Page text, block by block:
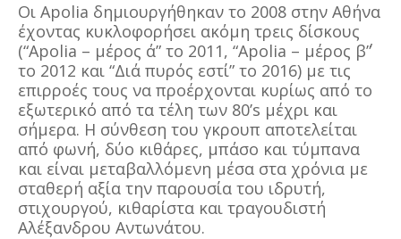
Οι Apolia δημιουργήθηκαν το 2008 στην Αθήνα
έχοντας κυκλοφορήσει ακόμη τρεις δίσκους
(“Apolia – μέρος ά” το 2011, “Apolia – μέρος β΄”
το 2012 και “Διά πυρός εστί” το 2016) με τις
επιρροές τους να προέρχονται κυρίως από το
εξωτερικό από τα τέλη των 80’s μέχρι και
σήμερα. Η σύνθεση του γκρουπ αποτελείται
από φωνή, δύο κιθάρες, μπάσο και τύμπανα
και είναι μεταβαλλόμενη μέσα στα χρόνια με
σταθερή αξία την παρουσία του ιδρυτή,
στιχουργού, κιθαρίστα και τραγουδιστή
Αλέξανδρου Αντωνάτου.